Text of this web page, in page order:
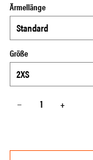
Ärmellänge
Größe
− +